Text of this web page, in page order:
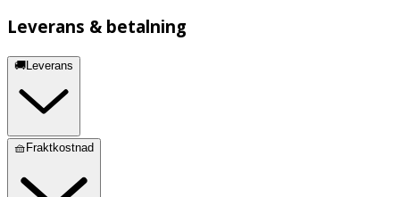
Leverans & betalning
🚚Leverans
🧺Fraktkostnad